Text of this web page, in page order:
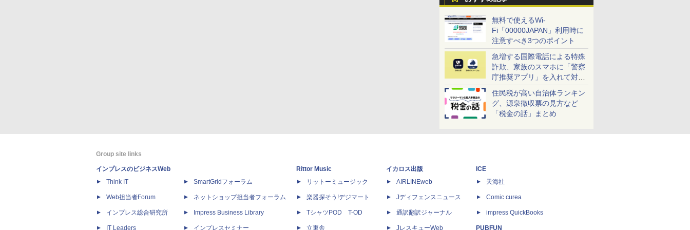
無料で使えるWi-
Fi「00000JAPAN」利用時に
注意すべき3つのポイント
急増する国際電話による特殊
詐欺、家族のスマホに「警察
庁推奨アプリ」を入れて対策
しよう！
住民税が高い自治体ランキン
グ、源泉徴収票の見方など
「税金の話」まとめ
Group site links
インプレスのビジネスWeb
Think IT
Web担当者Forum
インプレス総合研究所
IT Leaders
SmartGridフォーラム
ネットショップ担当者フォーラム
Impress Business Library
インプレスセミナー
Rittor Music
リットーミュージック
楽器探そう!デジマート
TシャツPOD T-OD
立東舎
イカロス出版
AIRLINEweb
Jディフェンスニュース
通訳翻訳ジャーナル
JレスキューWeb
ICE
天海社
Comic curea
impress QuickBooks
PUBFUN